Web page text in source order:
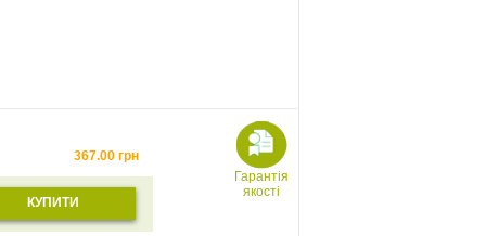
367.00 грн
КУПИТИ
Гарантія
якості